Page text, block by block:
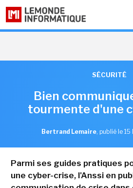
SÉCURITÉ
Bien
tourmente d'une
Bertrand Lemaire, publié le
Parmi ses guides pratiques
une cyber-crise, l'Anssi en